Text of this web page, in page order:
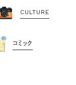
CULTURE
コミック